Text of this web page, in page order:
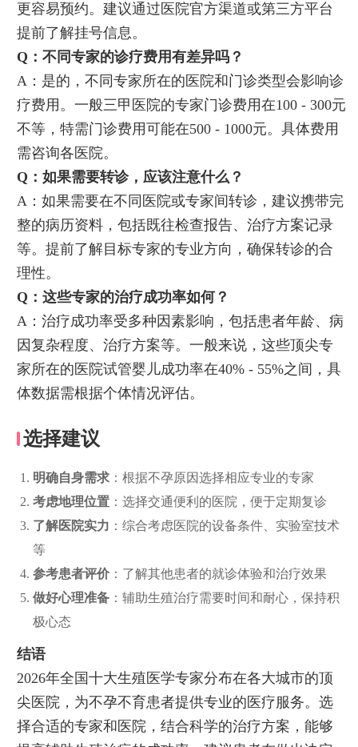
更容易预约。建议通过医院官方渠道或第三方平台
提前了解挂号信息。
Q：不同专家的诊疗费用有差异吗？
A：是的，不同专家所在的医院和门诊类型会影响诊
疗费用。一般三甲医院的专家门诊费用在100 - 300元
不等，特需门诊费用可能在500 - 1000元。具体费用
需咨询各医院。
Q：如果需要转诊，应该注意什么？
A：如果需要在不同医院或专家间转诊，建议携带完
整的病历资料，包括既往检查报告、治疗方案记录
等。提前了解目标专家的专业方向，确保转诊的合
理性。
Q：这些专家的治疗成功率如何？
A：治疗成功率受多种因素影响，包括患者年龄、病
因复杂程度、治疗方案等。一般来说，这些顶尖专
家所在的医院试管婴儿成功率在40% - 55%之间，具
体数据需根据个体情况评估。
选择建议
明确自身需求：根据不孕原因选择相应专业的专家
考虑地理位置：选择交通便利的医院，便于定期复诊
了解医院实力 ：综合考虑医院的设备条件、实验室技术
等
参考患者评价：了解其他患者的就诊体验和治疗效果
做好心理准备：辅助生殖治疗需要时间和耐心，保持积
极心态
结语
2026年全国十大生殖医学专家分布在各大城市的顶
尖医院，为不孕不育患者提供专业的医疗服务。选
择合适的专家和医院，结合科学的治疗方案，能够